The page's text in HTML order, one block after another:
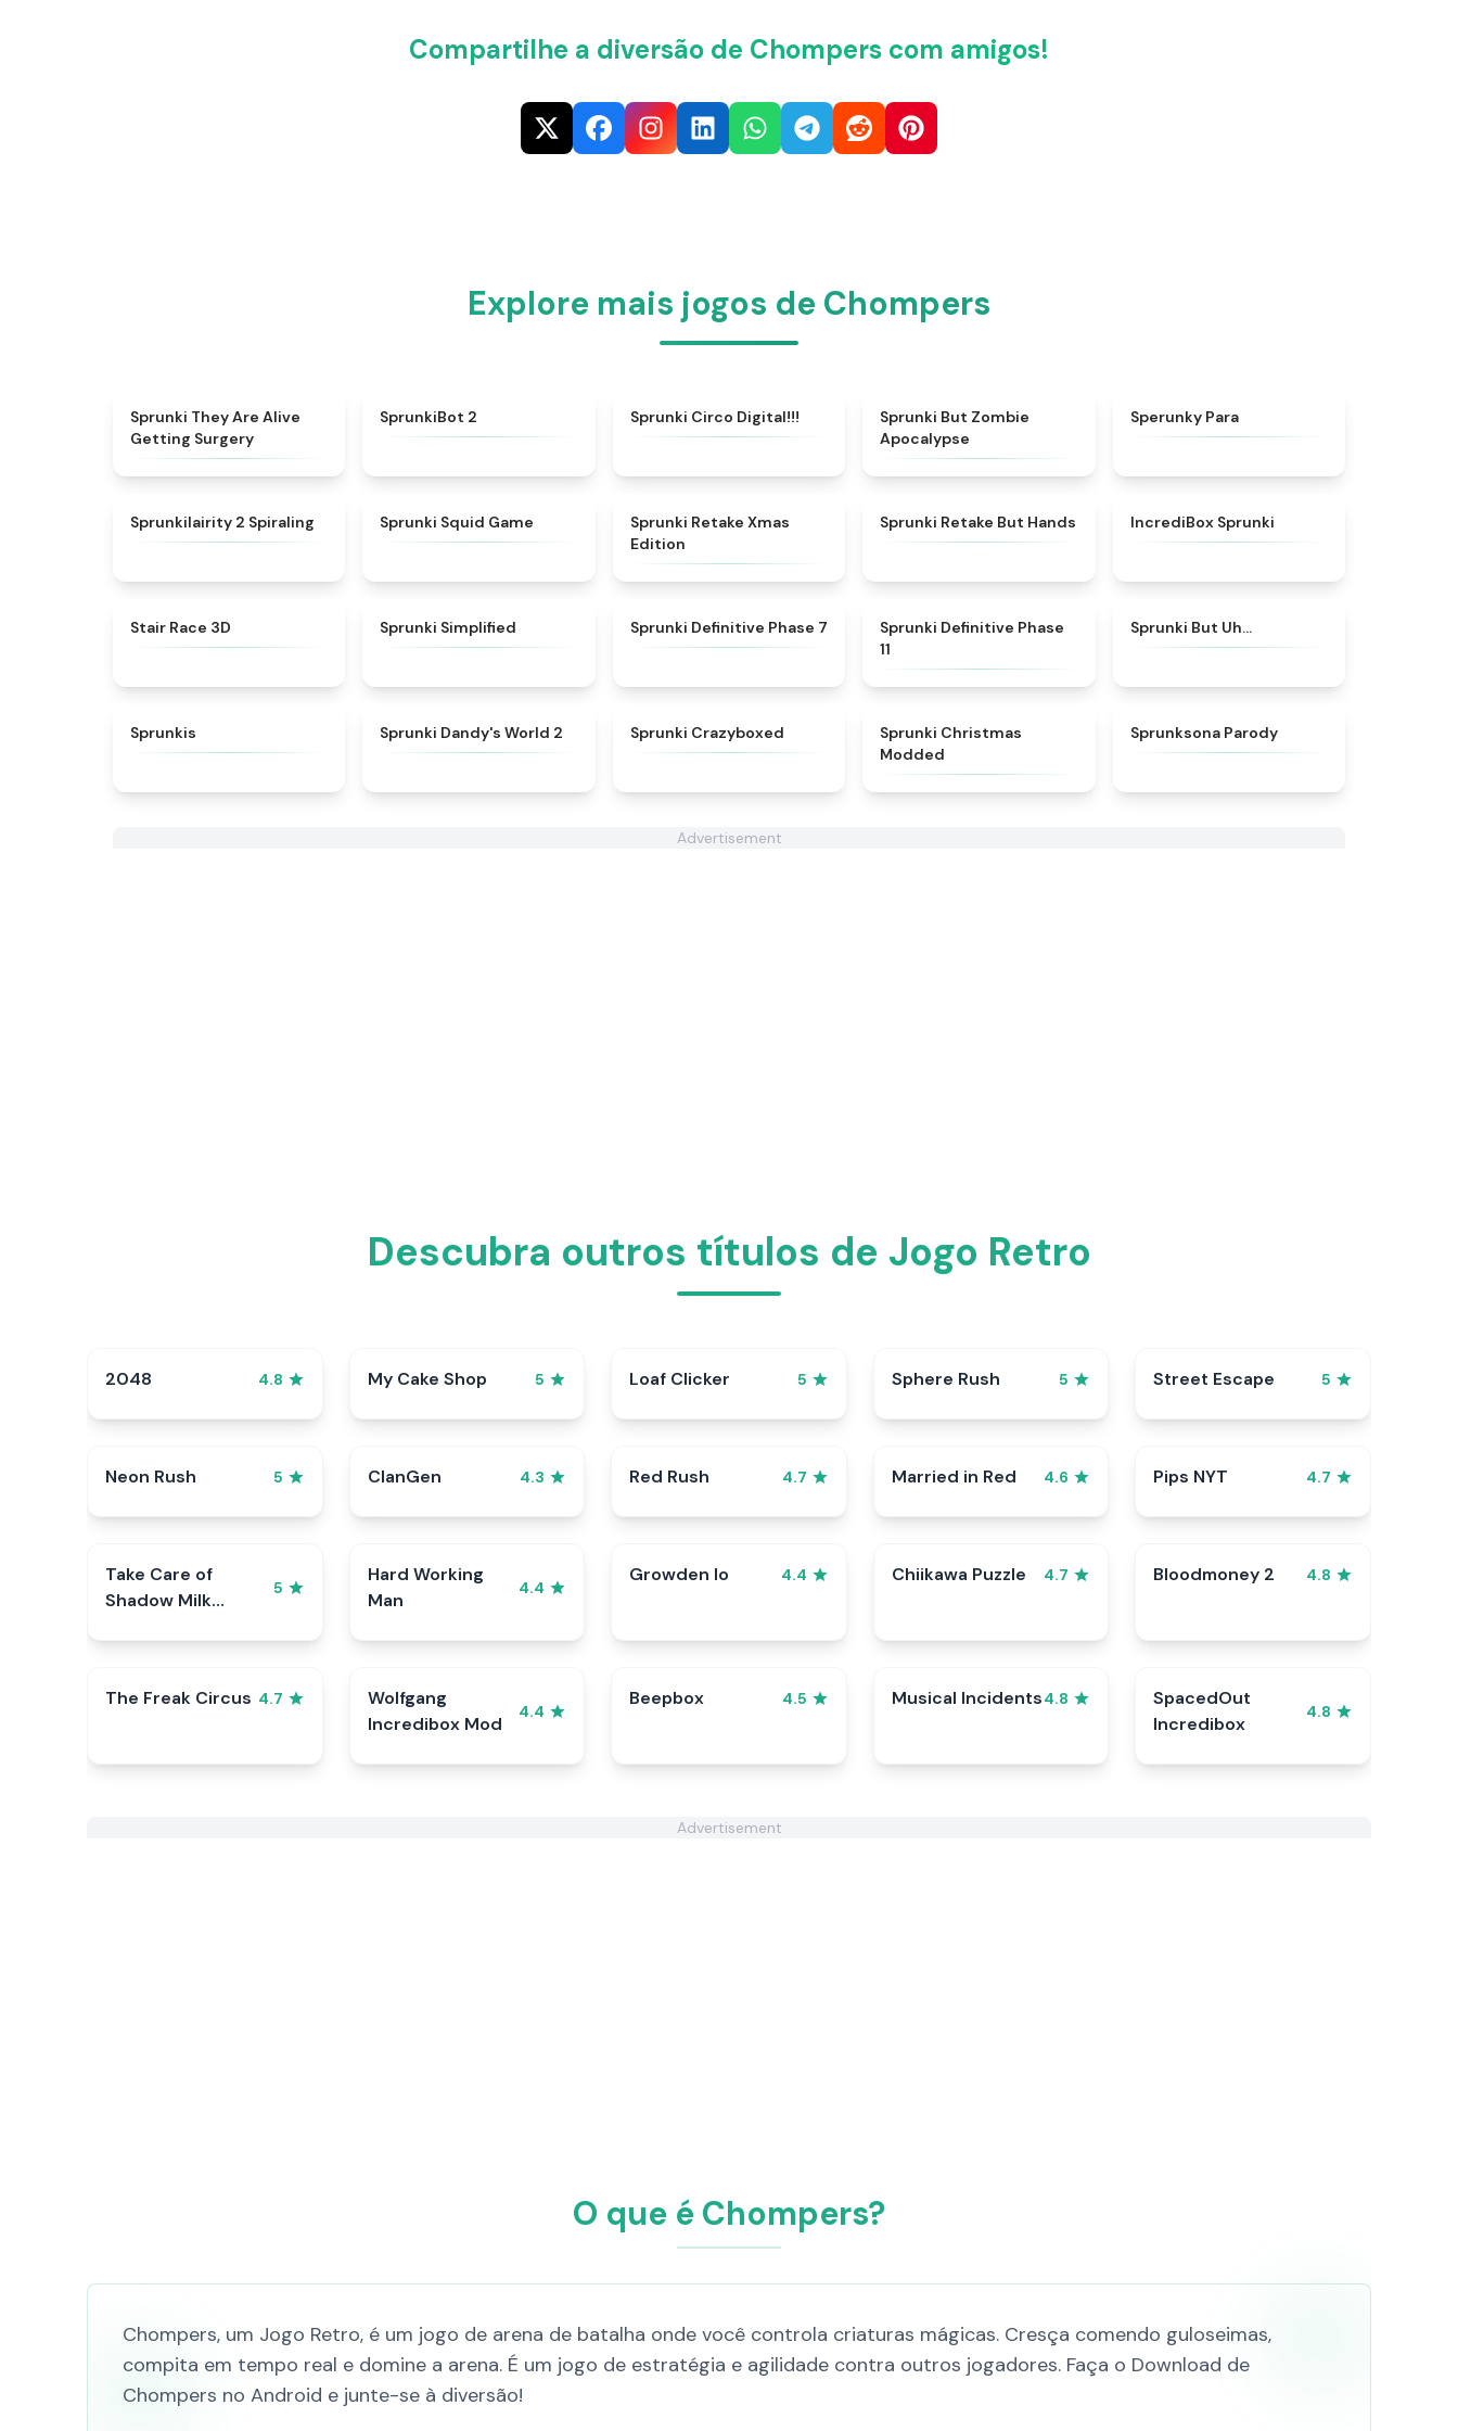
Compartilhe a diversão de Chompers com amigos!
Explore mais jogos de Chompers
Sprunki They Are Alive
Getting Surgery
SprunkiBot 2 ★
Sprunki Circo Digital!!!
Sprunki But Zombie
Apocalypse
Sperunky Para
★
Sprunkilairity 2 Spiraling Sprunki Squid Game
Sprunki Retake Xmas
Edition
4.5
Sprunki Retake But Hands IncrediBox Sprunki
Stair Race 3D Sprunki Simplified 4.4
Sprunki Definitive Phase 7
Sprunki Definitive Phase
11
Sprunki But Uh…
Sprunkis ★4.7
Sprunki Dandy's World 2 Sprunki Crazyboxed
Sprunki Christmas
Modded
Sprunksona Parody
Advertisement
Descubra outros títulos de Jogo Retro
2048 4.8 My Cake Shop 5 Loaf Clicker 5 Sphere Rush 5 Street Escape 5
Neon Rush 5 ClanGen 4.3 Red Rush 4.7 Married in Red 4.6 Pips NYT 4.7
Take Care of
Shadow Milk
5
Hard Working
Man
4.4
Growden Io 4.4 Chiikawa Puzzle 4.7 Bloodmoney 2 4.8
The Freak Circus 4.7
Wolfgang
Incredibox Mod
4.4
Beepbox 4.5 Musical Incidents4.8
SpacedOut
Incredibox
4.8
Advertisement
O que é Chompers?
Chompers, um Jogo Retro, é um jogo de arena de batalha onde você controla criaturas mágicas. Cresça comendo guloseimas,
compita em tempo real e domine a arena. É um jogo de estratégia e agilidade contra outros jogadores. Faça o Download de
Chompers no Android e junte-se à diversão!